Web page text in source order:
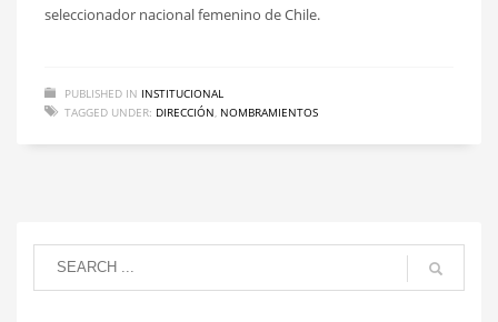
seleccionador nacional femenino de Chile.
PUBLISHED IN INSTITUCIONAL
TAGGED UNDER: DIRECCIÓN NOMBRAMIENTOS